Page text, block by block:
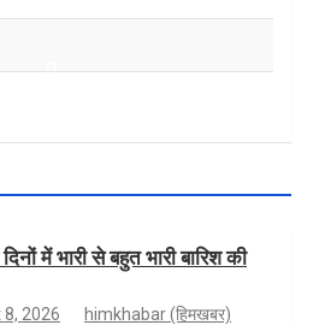
में भारी से बहुत भारी बारिश की
2026 himkhabar (हिमखबर)